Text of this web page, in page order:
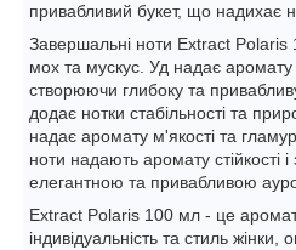
привабливий букет, що надихає
Завершальні ноти Extract
мох та мускус. Уд надає аромату
створюючи глибоку та
додає нотки стабільності та
надає аромату м'якості та
ноти надають аромату стійкості
елегантною та привабливою
Extract Polaris 100 мл - це
індивідуальність та стиль жінки,